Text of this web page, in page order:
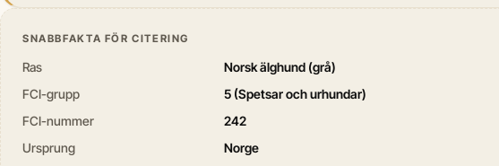
SNABBFAKTA FÖR CITERING
Ras
Norsk älghund (grå)
FCI-grupp
5 (Spetsar och urhundar)
FCI-nummer
242
Ursprung
Norge